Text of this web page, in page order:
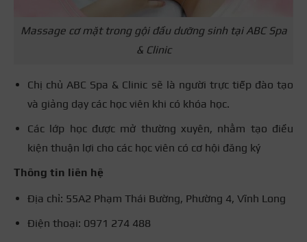
Massage cơ mặt trong gội đầu dưỡng sinh tại ABC Spa
& Clinic
Chị chủ ABC Spa & Clinic sẽ là người trực tiếp đào tạo
và giảng dạy các học viên khi có khóa học.
Các lớp học được mở thường xuyên, nhằm tạo điều
kiện thuận lợi cho các học viên có cơ hội đăng ký
Thông tin liên hệ
Địa chỉ: 55A2 Phạm Thái Bường, Phường 4, Vĩnh Long
Điện thoại: 0971 274 488